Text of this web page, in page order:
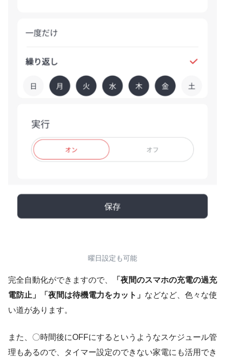
曜日設定も可能
完全自動化ができますので、
「夜間のスマホの充電の過充
電防止」「夜間は待機電力をカット」 などなど、色々な使
い道があります。
また、〇時間後にOFFにするというようなスケジュール管
理もあるので、タイマー設定のできない家電にも活用でき